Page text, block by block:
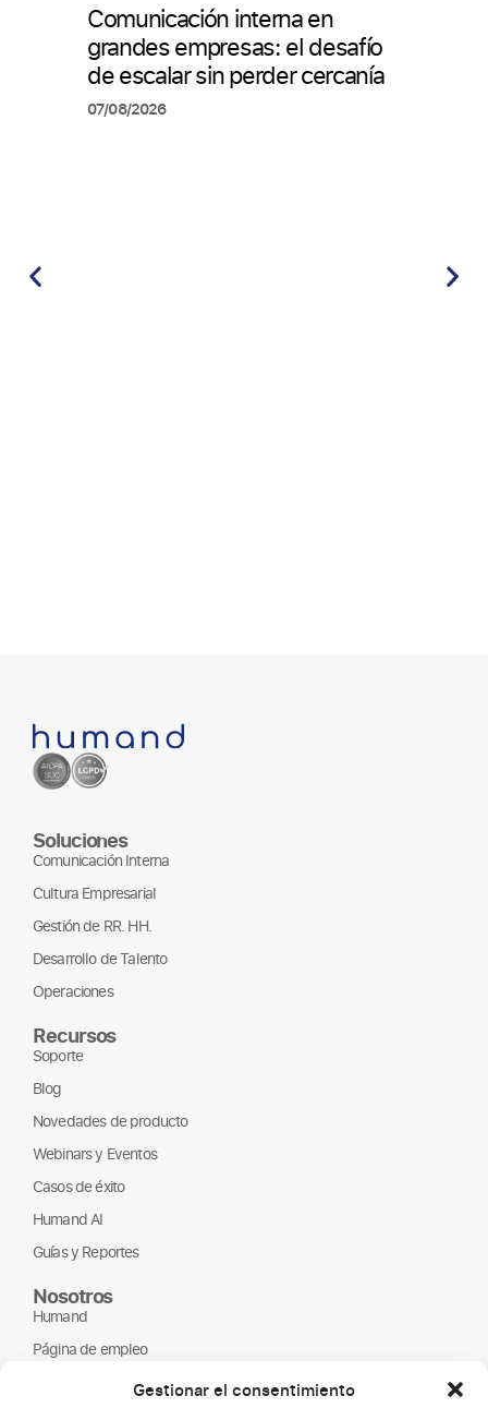
Gestionar el consentimiento
Comunicación interna en
grandes empresas: el desafío
de escalar sin perder cercanía
07/08/2026
Soluciones
Comunicación Interna
Cultura Empresarial
Gestión de RR. HH.
Desarrollo de Talento
Operaciones
Recursos
Soporte
Blog
Novedades de producto
Webinars y Eventos
Casos de éxito
Humand AI
Guías y Reportes
Nosotros
Humand
Página de empleo